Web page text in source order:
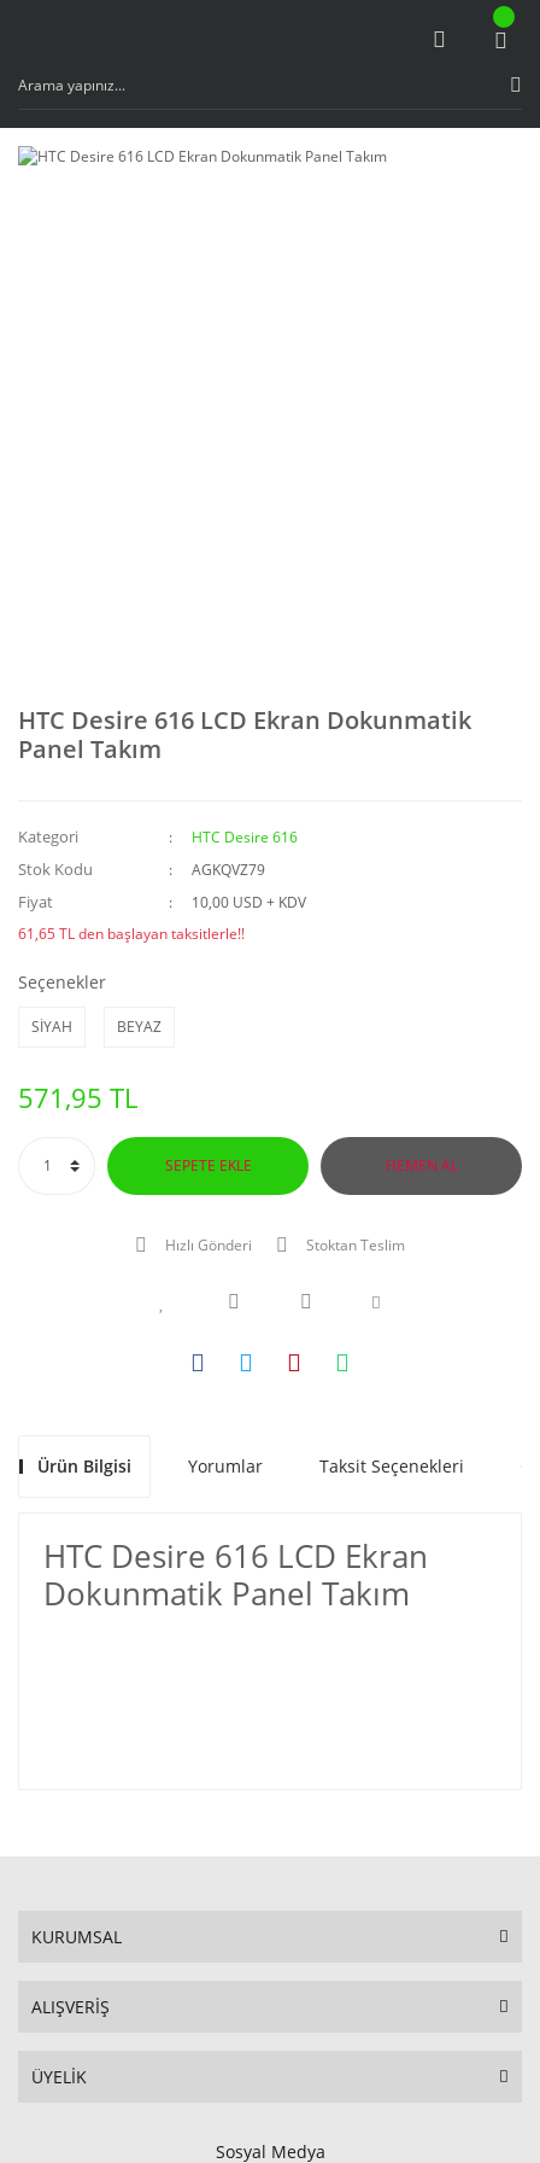
HTC Desire 616 LCD Ekran Dokunmatik
Panel Takım
Kategori HTC Desire 616
Stok Kodu AGKQVZ79
Fiyat
10,00 USD + KDV
61,65 TL den başlayan taksitlerle!!
Seçenekler
SİYAH BEYAZ
571,95 TL
SEPETE EKLE HEMEN AL
Hızlı Gönderi Stoktan Teslim
Ürün Bilgisi Yorumlar Taksit Seçenekleri
HTC Desire 616 LCD Ekran
Dokunmatik Panel Takım
KURUMSAL
ALIŞVERİŞ
ÜYELİK
Sosyal Medya